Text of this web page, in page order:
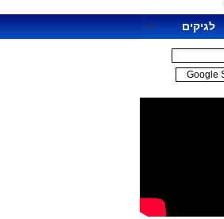
לגיקים